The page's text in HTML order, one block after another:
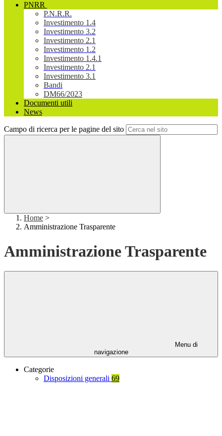
PNRR
P.N.R.R.
Investimento 1.4
Investimento 3.2
Investimento 2.1
Investimento 1.2
Investimento 1.4.1
Investimento 2.1
Investimento 3.1
Bandi
DM66/2023
Documenti utili
News
Campo di ricerca per le pagine del sito
Home >
Amministrazione Trasparente
Amministrazione Trasparente
Menu di
navigazione
Categorie
Disposizioni generali 69